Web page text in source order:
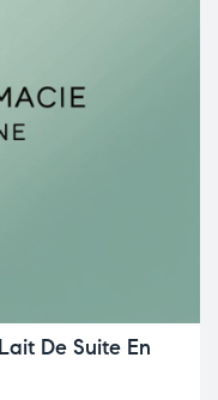
De Suite En